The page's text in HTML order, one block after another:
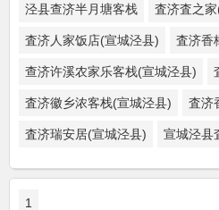
泾县查济半月塘客栈 査济査之
査济人家饭店(宣城泾县) 査济香
查济许溪农家乐客栈(宣城泾县)
査济徽乡浓客栈(宣城泾县) 査济
査济瑞安居(宣城泾县) 宣城泾县
1